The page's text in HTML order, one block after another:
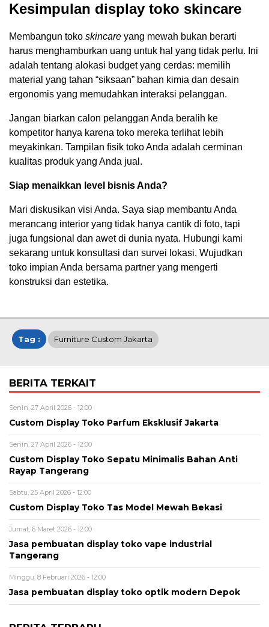
Kesimpulan display toko skincare
Membangun toko skincare yang mewah bukan berarti
harus menghamburkan uang untuk hal yang tidak perlu. Ini
adalah tentang alokasi budget yang cerdas: memilih
material yang tahan “siksaan” bahan kimia dan desain
ergonomis yang memudahkan interaksi pelanggan.
Jangan biarkan calon pelanggan Anda beralih ke
kompetitor hanya karena toko mereka terlihat lebih
meyakinkan. Tampilan fisik toko Anda adalah cerminan
kualitas produk yang Anda jual.
Siap menaikkan level bisnis Anda?
Mari diskusikan visi Anda. Saya siap membantu Anda
merancang interior yang tidak hanya cantik di foto, tapi
juga fungsional dan awet di dunia nyata. Hubungi kami
sekarang untuk konsultasi dan survei lokasi. Wujudkan
toko impian Anda bersama partner yang mengerti
konstruksi dan estetika.
Tag : Furniture Custom Jakarta
BERITA TERKAIT
Senin, 27 April 2026 - 12:00
Custom Display Toko Parfum Eksklusif Jakarta
Senin, 27 April 2026 - 12:00
Custom Display Toko Sepatu Minimalis Bahan Anti
Rayap Tangerang
Sabtu, 25 April 2026 - 12:00
Custom Display Toko Tas Model Mewah Bekasi
Jumat, 6 Maret 2026 - 12:00
Jasa pembuatan display toko vape industrial
Tangerang
Minggu, 8 Februari 2026 - 12:00
Jasa pembuatan display toko optik modern Depok